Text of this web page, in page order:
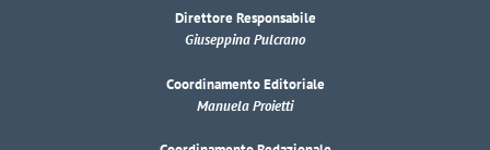
Direttore Responsabile
Giuseppina Pulcrano
Coordinamento Editoriale
Manuela Proietti